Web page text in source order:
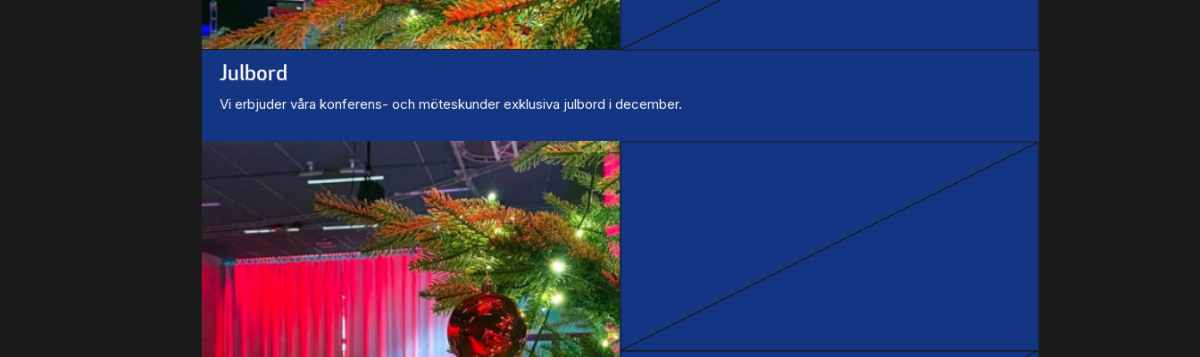
Julbord
Vi erbjuder våra konferens- och möteskunder exklusiva julbord i december.